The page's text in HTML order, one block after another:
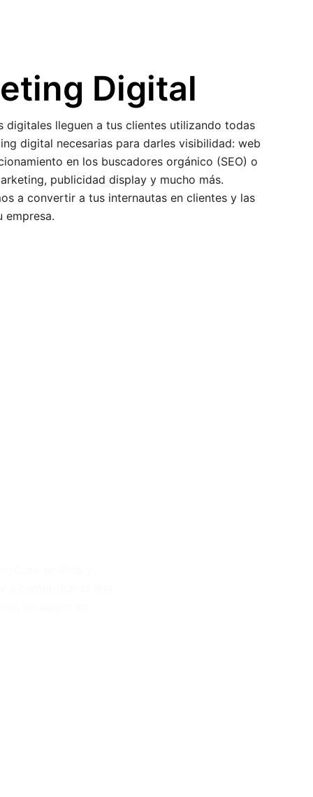
Digital
digitales lleguen a tus clientes utilizando todas
digital necesarias para darles visibilidad: web
en los buscadores orgánico (SEO) o
publicidad display y mucho más.
a convertir a tus internautas en clientes y las
empresa.